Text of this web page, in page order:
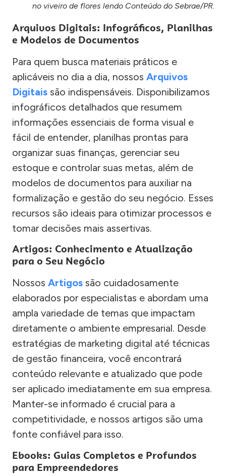
no viveiro de flores lendo Conteúdo do Sebrae/PR.
Arquivos Digitais: Infográficos, Planilhas
e Modelos de Documentos
Para quem busca materiais práticos e
aplicáveis no dia a dia, nossos Arquivos
Digitais são indispensáveis. Disponibilizamos
infográficos detalhados que resumem
informações essenciais de forma visual e
fácil de entender, planilhas prontas para
organizar suas finanças, gerenciar seu
estoque e controlar suas metas, além de
modelos de documentos para auxiliar na
formalização e gestão do seu negócio. Esses
recursos são ideais para otimizar processos e
tomar decisões mais assertivas.
Artigos: Conhecimento e Atualização
para o Seu Negócio
Nossos Artigos são cuidadosamente
elaborados por especialistas e abordam uma
ampla variedade de temas que impactam
diretamente o ambiente empresarial. Desde
estratégias de marketing digital até técnicas
de gestão financeira, você encontrará
conteúdo relevante e atualizado que pode
ser aplicado imediatamente em sua empresa.
Manter-se informado é crucial para a
competitividade, e nossos artigos são uma
fonte confiável para isso.
Ebooks: Guias Completos e Profundos
para Empreendedores